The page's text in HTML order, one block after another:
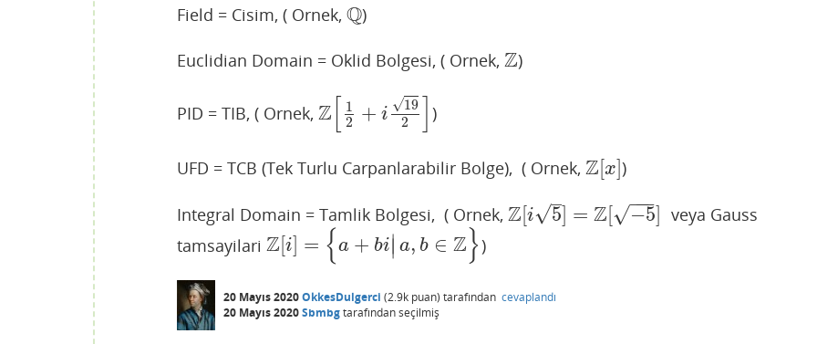
Field = Cisim, ( Ornek, Q
Q)
Euclidian Domain = Oklid Bolgesi, ( Ornek, Z
Z )
PID = TIB, ( Ornek, Z
1
2
+ i
19
√
2
Z[ 2+ i192] )
UFD = TCB (Tek Turlu Carpanlarabilir Bolge), ( Ornek, Z[x]
Z[ x] )
Integral Domain = Tamlik Bolgesi, ( Ornek, Z i 5
–
√ = Z −5
−−
−
√
Z[ 5]=Z[ −5]
veya Gauss
tamsayilari Z i = {a + bi∣∣ a, b ∈ Z }
Z[ ]= {a+ b i|a,b ∈Z } )
20 Mayıs 2020OkkesDulgerci (2.9k puan) tarafından cevaplandı
20 Mayıs 2020Sbmbgtarafındanseçilmiş